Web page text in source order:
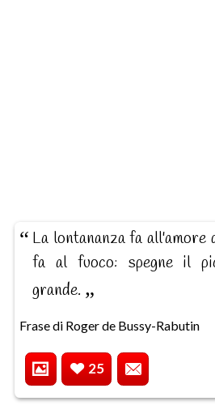
La lontananza fa all'amore
fa al fuoco: spegne il
grande.
Frase di Roger de Bussy-Rabutin
25